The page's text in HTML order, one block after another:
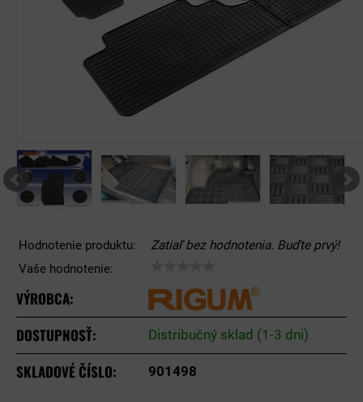
Hodnotenie produktu:
Zatiaľ bez hodnotenia. Buďte prvý!
Vaše hodnotenie:
VÝROBCA:
DOSTUPNOSŤ:
Distribučný sklad (1-3 dni)
SKLADOVÉ ČÍSLO: 901498